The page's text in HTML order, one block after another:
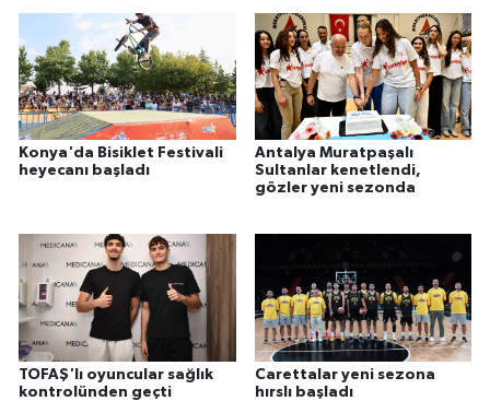
Konya'da Bisiklet Festivali
heyecanı başladı
Antalya Muratpaşalı
Sultanlar kenetlendi,
gözler yeni sezonda
TOFAŞ'lı oyuncular sağlık
kontrolünden geçti
Carettalar yeni sezona
hırslı başladı